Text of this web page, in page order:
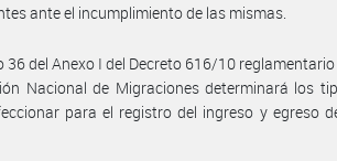
ante el incumplimiento de las mismas.
36 del Anexo I del Decreto 616/10
Nacional de Migraciones determinará los
para el registro del ingreso y egreso